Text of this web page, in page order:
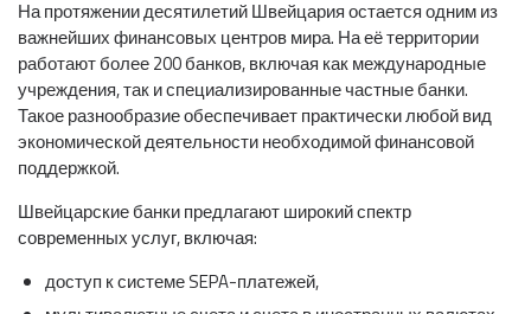
На протяжении десятилетий Швейцария остается одним из
важнейших финансовых центров мира. На её территории
работают более 200 банков, включая как международные
учреждения, так и специализированные частные банки.
Такое разнообразие обеспечивает практически любой вид
экономической деятельности необходимой финансовой
поддержкой.
Швейцарские банки предлагают широкий спектр
современных услуг, включая:
доступ к системе SEPA-платежей,